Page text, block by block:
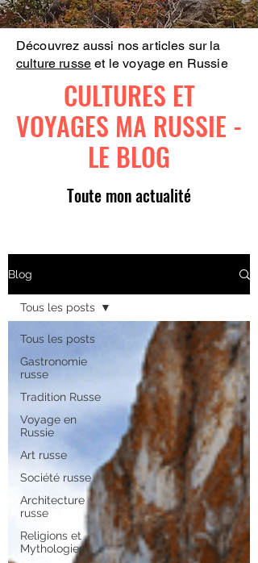
Découvrez aussi nos articles sur la
culture russe et le voyage en Russie
CULTURES ET
VOYAGES MA RUSSIE -
LE BLOG
Toute mon actualité
Blog
Tous les posts
Gastronomie
russe
Tradition Russe
Voyage en
Russie
Art russe
Société russe
Architecture
russe
Religions et
Mythologies
Tous les posts